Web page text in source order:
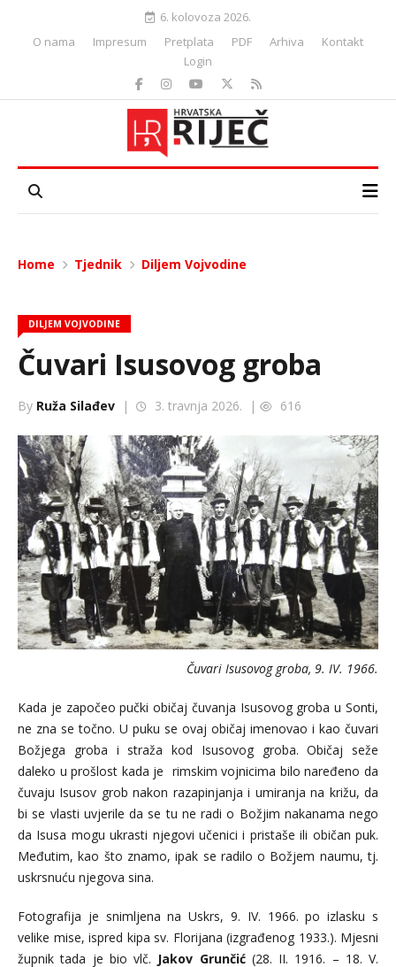
6. kolovoza 2026.
O nama
Impresum Pretplata PDF Arhiva
Kontakt
Login
Home Tjednik Diljem Vojvodine
DILJEM VOJVODINE
Čuvari Isusovog groba
By Ruža Silađev | 3. travnja 2026. | 616
Čuvari Isusovog groba, 9. IV. 1966.
Kada je započeo pučki običaj čuvanja Isusovog groba u Sonti,
ne zna se točno. U puku se ovaj običaj imenovao i kao čuvari
Božjega groba i straža kod Isusovog groba. Običaj seže
daleko u prošlost kada je rimskim vojnicima bilo naređeno da
čuvaju Isusov grob nakon razapinjanja i umiranja na križu, da
bi se vlasti uvjerile da se tu ne radi o Božjim nakanama nego
da Isusa mogu ukrasti njegovi učenici i pristaše ili običan puk.
Međutim, kao što znamo, ipak se radilo o Božjem naumu, tj.
uskrsnuću njegova sina.
Fotografija je snimljena na Uskrs, 9. IV. 1966. po izlasku s
velike mise, ispred kipa sv. Florijana (izgrađenog 1933.). Mjesni
župnik tada je bio vlč. Jakov Grunčić(28. II. 1916. – 18. V.